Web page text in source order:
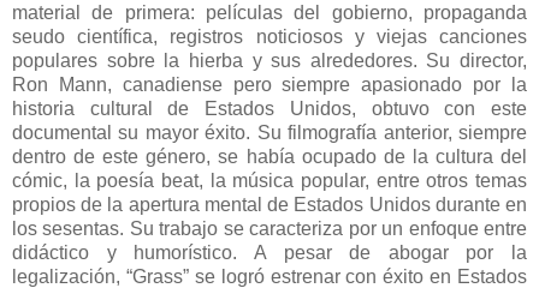
material de primera: películas del gobierno, propaganda
seudo científica, registros noticiosos y viejas canciones
populares sobre la hierba y sus alrededores. Su director,
Ron Mann, canadiense pero siempre apasionado por la
historia cultural de Estados Unidos, obtuvo con este
documental su mayor éxito. Su filmografía anterior, siempre
dentro de este género, se había ocupado de la cultura del
cómic, la poesía beat, la música popular, entre otros temas
propios de la apertura mental de Estados Unidos durante en
los sesentas. Su trabajo se caracteriza por un enfoque entre
didáctico y humorístico. A pesar de abogar por la
legalización, “Grass” se logró estrenar con éxito en Estados